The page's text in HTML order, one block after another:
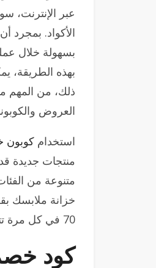
عبر الإنترنت،
الأكواد.
بسهولة خلال
بهذه الطريقة،
ذلك، من المهم
العروض
استخدام
منتجات جديدة
متنوعة من
خزانة ملابسك
70 في كل مرة تتسوق، وشارك الكود مع الأصدقاء لتعم الفائدة.